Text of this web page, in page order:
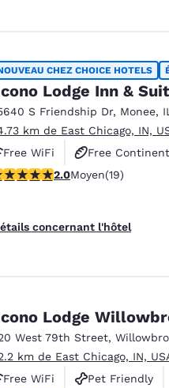
CHEZ CHOICE HOTELS
Lodge Inn &
S Friendship Dr, Monee, IL
km de East Chicago, IN,
Free WiFi
Free
Moyen. 19
2.0Moyen(19)
concernant l'hôtel
Lodge
West 79th Street,
km de East Chicago, IN,
Free WiFi
Pet Friendly